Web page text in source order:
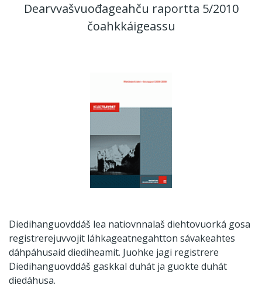
Dearvvašvuođageahču raportta 5/2010
čoahkkáigeassu
Diedihanguovddáš lea natiovnnalaš diehtovuorká gosa
registrerejuvvojit láhkageatnegahtton sávakeahtes
dáhpáhusaid diediheamit. Juohke jagi registrere
Diedihanguovddáš gaskkal duhát ja guokte duhát
diedáhusa.